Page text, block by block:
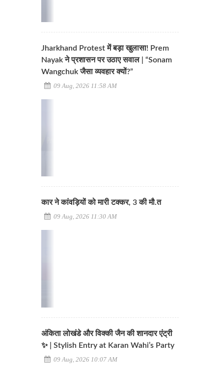
Jharkhand Protest में बड़ा खुलासा! Prem
Nayak ने प्रशासन पर उठाए सवाल | “Sonam
Wangchuk जैसा व्यवहार क्यों?”
09 Aug, 2026 11:58 AM
कार ने कांवड़ियों को मारी टक्कर, 3 की मौ.त
09 Aug, 2026 11:30 AM
अंकिता लोखंडे और विक्की जैन की शानदार एंट्री
✨ | Stylish Entry at Karan Wahi’s Party
09 Aug, 2026 10:07 AM